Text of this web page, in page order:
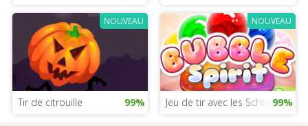
NOUVEAU
Tir de citrouille 99%
NOUVEAU
Jeu de tir avec les Schtroumpfs
99%